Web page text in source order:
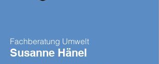
Fachberatung Umwelt
Susanne Hänel